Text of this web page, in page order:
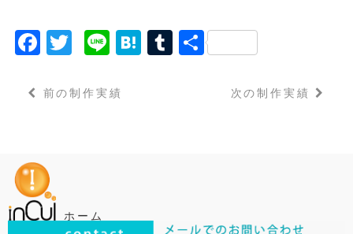
F
c
o
o
k
T
it
Li
e
H
T 共
次の制作実績
前の制作実績
ホーム